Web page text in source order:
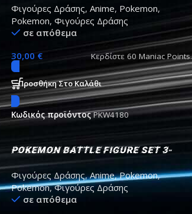
Φιγούρες Δράσης, Anime, Pokemon,
Pokemon, Φιγούρες Δράσης
σε απόθεμα
30,00 € Κερδίστε 60 Maniac Points.
Προσθήκη Στο Καλάθι
Κωδικός προϊόντοςPKW4180
Pokemon Battle Figure Set 3-
Pack – Vanillite, Pikachu &
Flareon
Φιγούρες Δράσης, Anime, Pokemon,
Pokemon, Φιγούρες Δράσης
σε απόθεμα